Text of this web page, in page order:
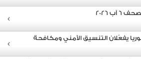
آب 2026
يفعّلان التنسيق الأمني ومكافحة